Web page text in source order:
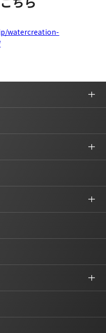
watercreation-